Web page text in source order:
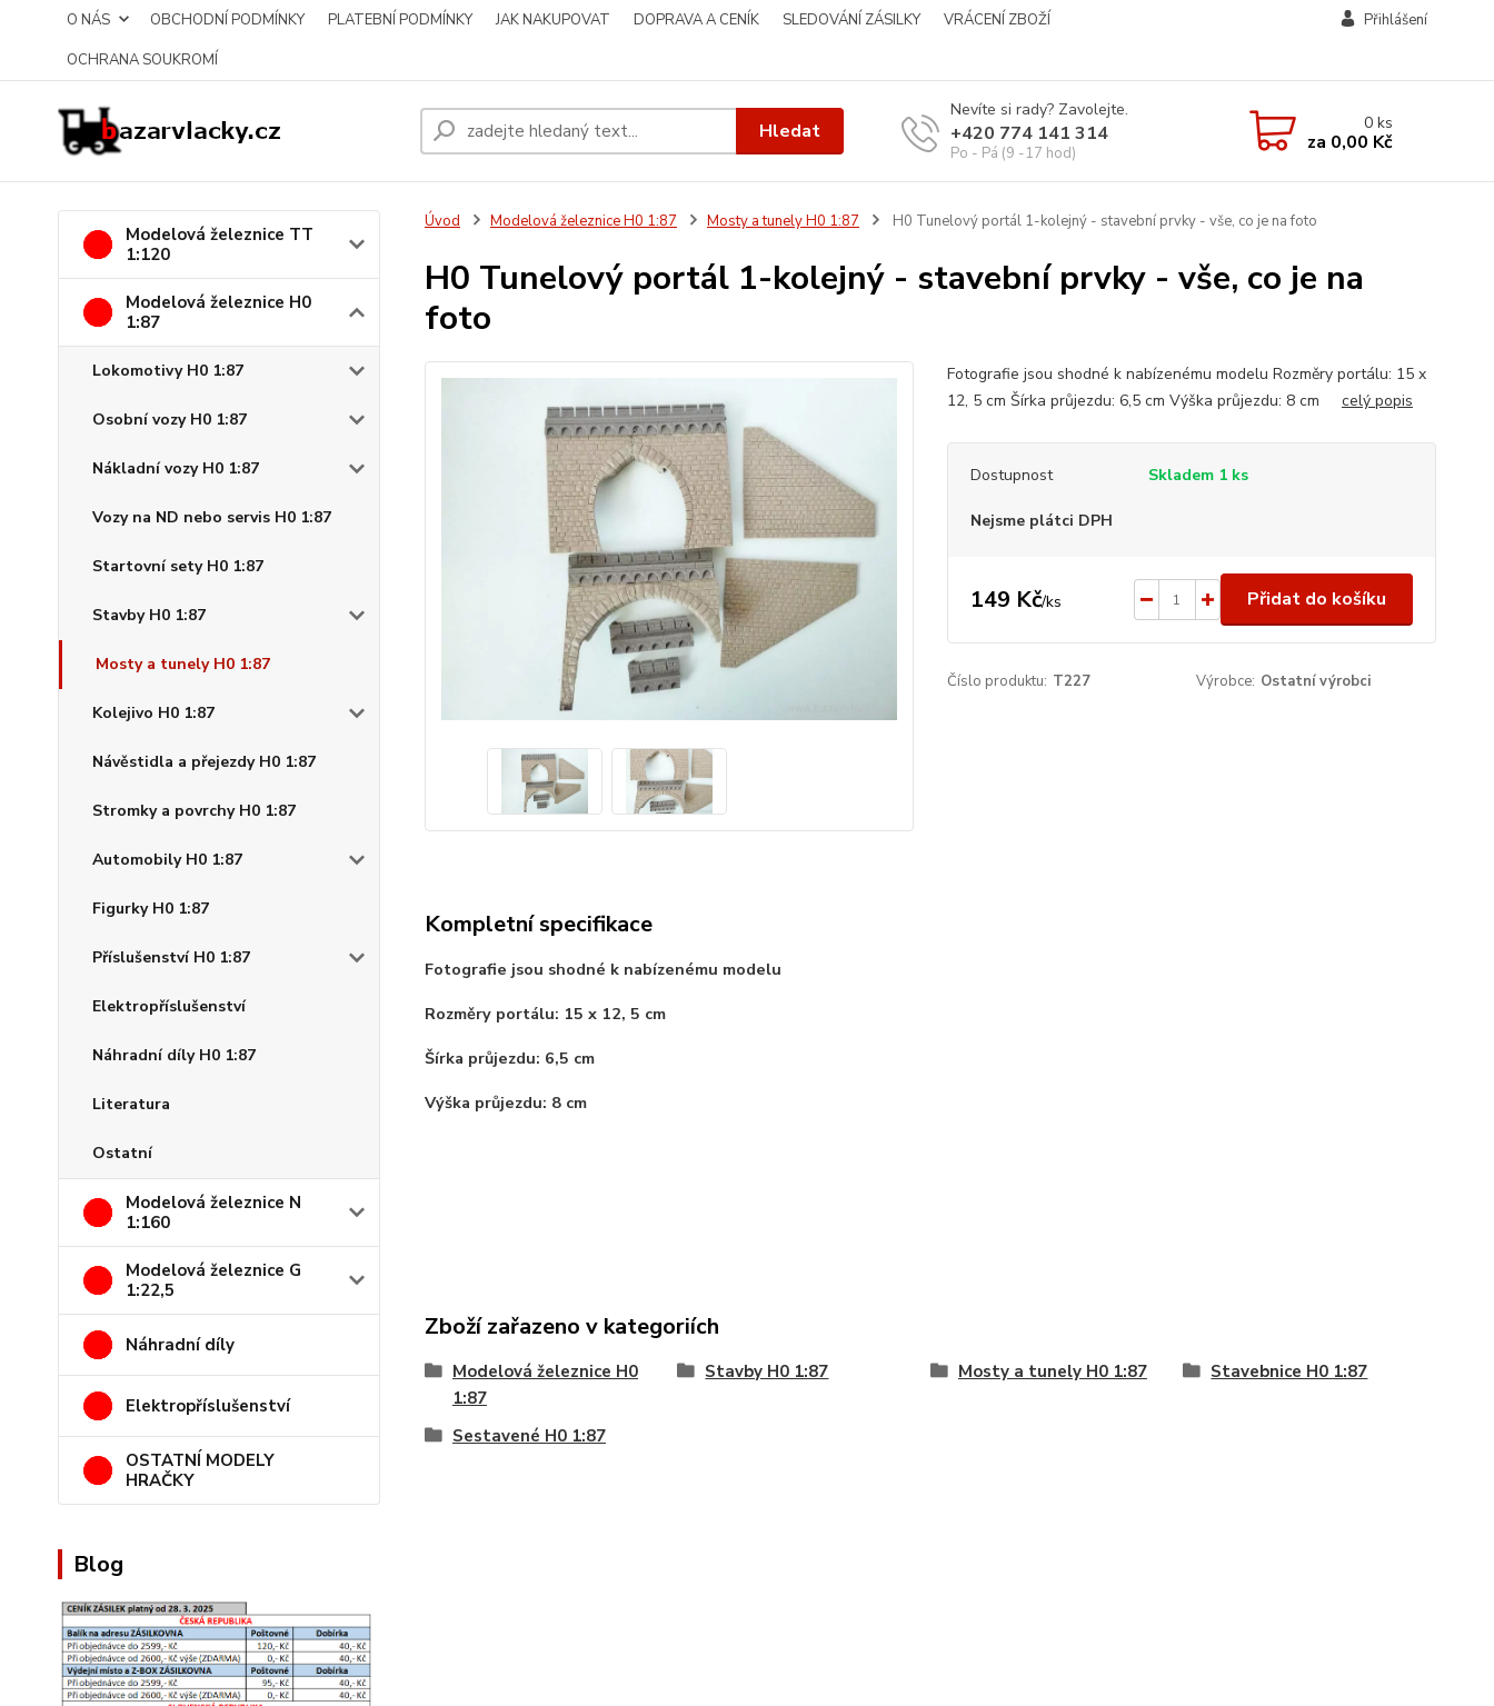
O NÁS OBCHODNÍ PODMÍNKY PLATEBNÍ PODMÍNKY JAK NAKUPOVAT DOPRAVA A CENÍK SLEDOVÁNÍ ZÁSILKY
VRÁCENÍ ZBOŽÍ
OCHRANA SOUKROMÍ
Přihlášení
Hledat
Nevíte si rady? Zavolejte.
+420 774 141 314
Po - Pá (9 -17 hod)
0ks
za 0,00 Kč
Modelová železnice TT
1:120
Modelová železnice H0
1:87
Lokomotivy H0 1:87
Osobní vozy H0 1:87
Nákladní vozy H0 1:87
Vozy na ND nebo servis H0 1:87
Startovní sety H0 1:87
Stavby H0 1:87
Mosty a tunely H0 1:87
Kolejivo H0 1:87
Návěstidla a přejezdy H0 1:87
Stromky a povrchy H0 1:87
Automobily H0 1:87
Figurky H0 1:87
Příslušenství H0 1:87
Elektropříslušenství
Náhradní díly H0 1:87
Literatura
Ostatní
Modelová železnice N
1:160
Modelová železnice G
1:22,5
Náhradní díly
Elektropříslušenství
OSTATNÍ MODELY
HRAČKY
Blog
Úvod Modelová železnice H0 1:87 Mosty a tunely H0 1:87 H0 Tunelový portál 1-kolejný - stavební prvky - vše, co je na foto
H0 Tunelový portál 1-kolejný - stavební prvky - vše, co je na
foto
Fotografie jsou shodné k nabízenému modelu Rozměry portálu: 15 x
12, 5 cm Šírka průjezdu: 6,5 cm Výška průjezdu: 8 cm celý popis
Dostupnost Skladem 1 ks
Nejsme plátci DPH
149 Kč/ks Přidat do košíku
Číslo produktu: T227 Výrobce: Ostatní výrobci
Kompletní specifikace
Fotografie jsou shodné k nabízenému modelu
Rozměry portálu: 15 x 12, 5 cm
Šírka průjezdu: 6,5 cm
Výška průjezdu: 8 cm
Zboží zařazeno v kategoriích
Modelová železnice H0
1:87
Stavby H0 1:87 Mosty a tunely H0 1:87 Stavebnice H0 1:87
Sestavené H0 1:87